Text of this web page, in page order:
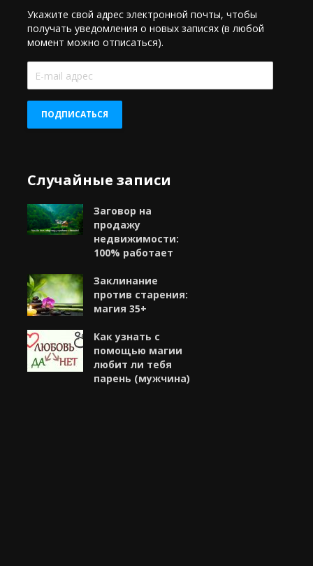
Укажите свой адрес электронной почты, чтобы
получать уведомления о новых записях (в любой
момент можно отписаться).
mail
ПОДПИСАТЬСЯ
Случайные записи
Заговор на
продажу
недвижимости:
100% работает
Заклинание
против старения:
магия 35+
Как узнать с
помощью магии
любит ли тебя
парень (мужчина)